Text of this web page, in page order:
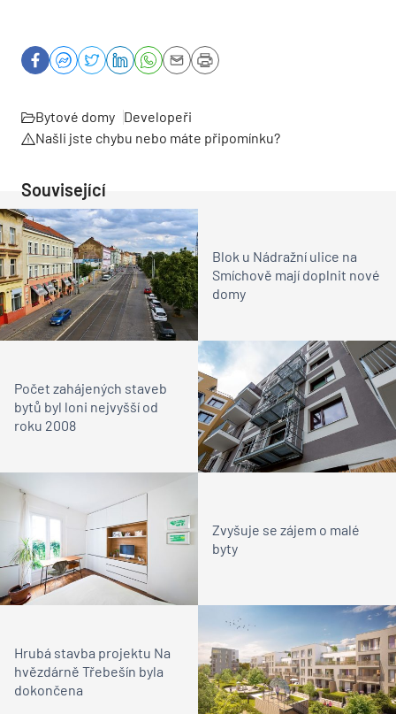
Bytové domy Developeři
Našli jste chybu nebo máte připomínku?
Související
Blok u Nádražní ulice na
Smíchově mají doplnit nové
domy
Počet zahájených staveb
bytů byl loni nejvyšší od
roku 2008
Zvyšuje se zájem o malé
byty
Hrubá stavba projektu Na
hvězdárně Třebešín byla
dokončena